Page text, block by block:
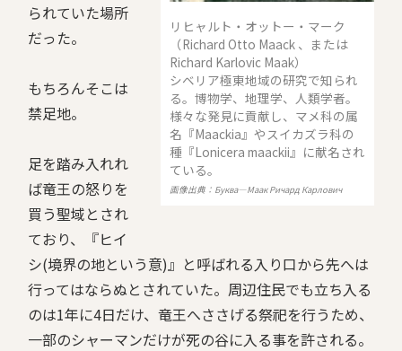
リヒャルト・オットー・マーク
（Richard Otto Maack 、または
Richard Karlovic Maak）
シベリア極東地域の研究で知られ
る。博物学、地理学、人類学者。
様々な発見に貢献し、マメ科の属
名『Maackia』やスイカズラ科の
種『Lonicera maackii』に献名され
ている。
画像出典：Буква—Маак Ричард Карлович
られていた場所
だった。
もちろんそこは
禁足地。
足を踏み入れれ
ば竜王の怒りを
買う聖域とされ
ており、『ヒイ
シ(境界の地という意)』と呼ばれる入り口から先へは
行ってはならぬとされていた。周辺住民でも立ち入る
のは1年に4日だけ、竜王へささげる祭祀を行うため、
一部のシャーマンだけが死の谷に入る事を許される。